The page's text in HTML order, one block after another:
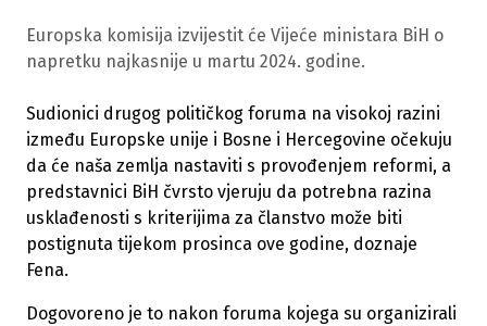
Europska komisija izvijestit će Vijeće ministara BiH o
napretku najkasnije u martu 2024. godine.
Sudionici drugog političkog foruma na visokoj razini
između Europske unije i Bosne i Hercegovine očekuju
da će naša zemlja nastaviti s provođenjem reformi, a
predstavnici BiH čvrsto vjeruju da potrebna razina
usklađenosti s kriterijima za članstvo može biti
postignuta tijekom prosinca ove godine, doznaje
Fena.
Dogovoreno je to nakon foruma kojega su organizirali